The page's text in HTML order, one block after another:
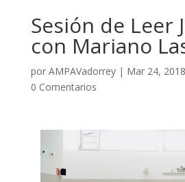
Sesión de Leer
con Mariano
por AMPAVadorrey| Mar 24, 2018
0 Comentarios